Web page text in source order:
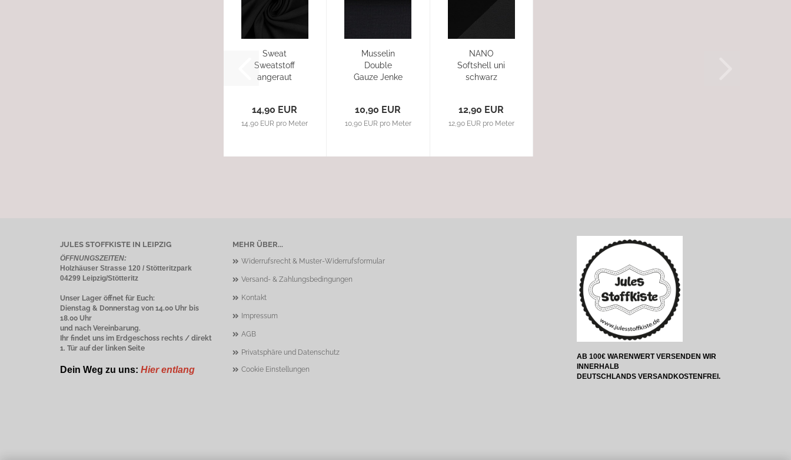
Sweat
Sweatstoff
angeraut
14,90 EUR
14,90 EUR pro Meter
Musselin
Double
Gauze Jenke
10,90 EUR
10,90 EUR pro Meter
NANO
Softshell uni
schwarz
12,90 EUR
12,90 EUR pro Meter
MEHR ÜBER...
Widerrufsrecht & Muster-Widerrufsformular
Versand- & Zahlungsbedingungen
Kontakt
Impressum
AGB
Privatsphäre und Datenschutz
Cookie Einstellungen
AB 100€ WARENWERT VERSENDEN WIR
INNERHALB
DEUTSCHLANDS VERSANDKOSTENFREI.
JULES STOFFKISTE IN LEIPZIG
ÖFFNUNGSZEITEN:
Holzhäuser Strasse 120 / Stötteritzpark
04299 Leipzig/Stötteritz
Unser Lager öffnet für Euch:
Dienstag & Donnerstag von 14.00 Uhr bis
18.00 Uhr
und nach Vereinbarung.
Ihr findet uns im Erdgeschoss rechts / direkt
1. Tür auf der linken Seite
Dein Weg zu uns: Hier entlang